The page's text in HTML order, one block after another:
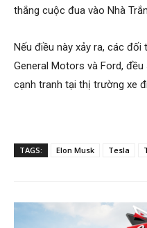
thắng cuộc đua vào Nhà
Nếu điều này xảy ra, các đối
General Motors và Ford,
cạnh tranh tại thị trường xe
TAGS: Elon Musk Tesla